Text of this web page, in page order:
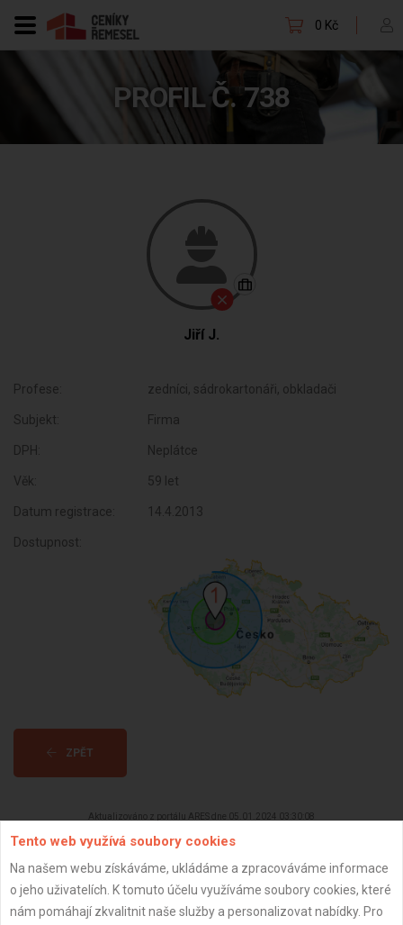
0 Kč
PROFIL Č. 738
Jiří J.
Profese: zedníci, sádrokartonáři, obkladači
Subjekt: Firma
DPH: Neplátce
Věk: 59 let
Datum registrace: 14.4.2013
Dostupnost:
ZPĚT
Aktualizováno z portálu ARES dne 05.01.2024 03:30:08
Tento web využívá soubory cookies
Na našem webu získáváme, ukládáme a zpracováváme informace
o jeho uživatelích. K tomuto účelu využíváme soubory cookies, které
nám pomáhají zkvalitnit naše služby a personalizovat nabídky. Pro